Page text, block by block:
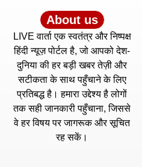
About us
LIVE वार्ता एक स्वतंत्र और निष्पक्ष
हिंदी न्यूज़ पोर्टल है, जो आपको देश-
दुनिया की हर बड़ी खबर तेज़ी और
सटीकता के साथ पहुँचाने के लिए
प्रतिबद्ध है। हमारा उद्देश्य है लोगों
तक सही जानकारी पहुँचाना, जिससे
वे हर विषय पर जागरूक और सूचित
रह सकें।